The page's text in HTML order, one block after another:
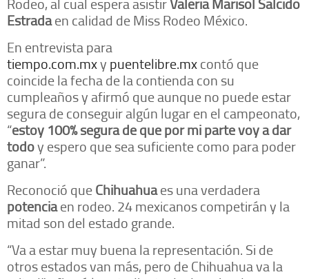
Estradaen calidad de Miss Rodeo México.
En entrevista para
tiempo.com.mxy puentelibre.mxcontó que
coincide la fecha de la contienda con su
cumpleaños y afirmó que aunque no puede estar
segura de conseguir algún lugar en el campeonato,
“estoy 100% segura de que por mi parte voy a dar
todoy espero que sea suficiente como para poder
ganar”.
Reconoció queChihuahuaes una verdadera
potenciaen rodeo. 24 mexicanos competirán y la
mitad son del estado grande.
“Va a estar muy buena la representación. Si de
otros estados van más, pero de Chihuahua va la